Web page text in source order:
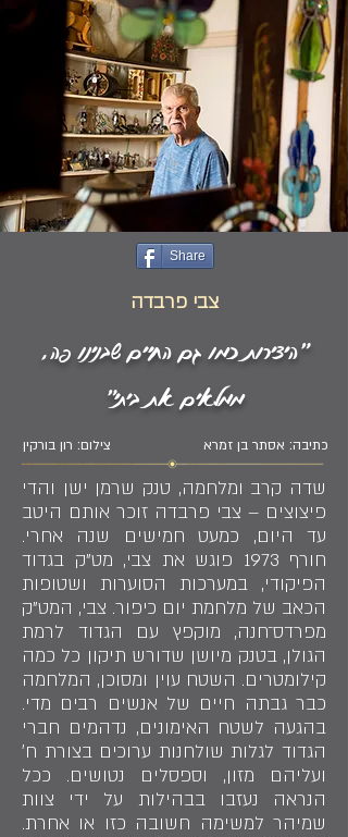
Share
צבי פרבדה
"היצירות כמו גם החיים שבנינו פה,
ממלאים את ביתי"
צילום: רון בורקין כתיבה: אסתר בן זמרא
שדה קרב ומלחמה, טנק שרמן ישן והדי
פיצוצים – צבי פרבדה זוכר אותם היטב
עד היום, כמעט חמישים שנה אחרי.
חורף 1973 פוגש את צבי, מט"ק בגדוד
הפיקודי, במערכות הסוערות ושטופות
הכאב של מלחמת יום כיפור. צבי, המט"ק
מפרדס־חנה, מוקפץ עם הגדוד לרמת
הגולן, בטנק מיושן שדורש תיקון כל כמה
קילומטרים. השטח עוין ומסוכן, המלחמה
כבר גבתה חיים של אנשים רבים מדי.
בהגעה לשטח האימונים, נדהמים חברי
הגדוד לגלות שולחנות ערוכים בצורת ח׳
ועליהם מזון, וספסלים נטושים. ככל
הנראה נעזבו בבהילות על ידי צוות
שמיהר למשימה חשובה כזו או אחרת.